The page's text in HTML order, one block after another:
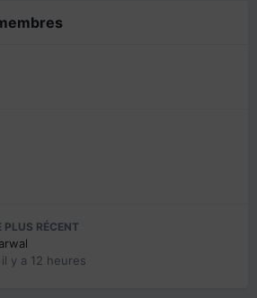
PLUS RÉCENT
il y a 12 heures